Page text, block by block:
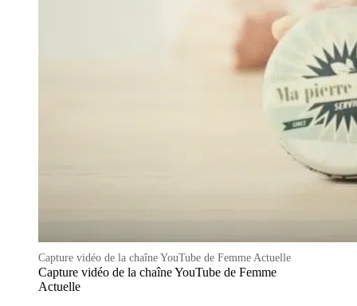
Capture vidéo de la chaîne YouTube de Femme Actuelle
Capture vidéo de la chaîne YouTube de Femme
Actuelle